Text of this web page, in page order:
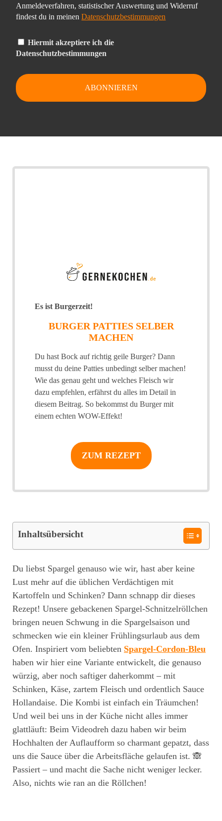
Anmeldeverfahren, statistischer Auswertung und Widerruf
findest du in meinenDatenschutzbestimmungen
Hiermit akzeptiere ich die
Datenschutzbestimmungen
Es ist Burgerzeit!
BURGER PATTIES SELBER
MACHEN
Du hast Bock auf richtig geile Burger? Dann
musst du deine Patties unbedingt selber machen!
Wie das genau geht und welches Fleisch wir
dazu empfehlen, erfährst du alles im Detail in
diesem Beitrag. So bekommst du Burger mit
einem echten WOW-Effekt!
ZUM REZEPT
Inhaltsübersicht
Du liebst Spargel genauso wie wir, hast aber keine
Lust mehr auf die üblichen Verdächtigen mit
Kartoffeln und Schinken? Dann schnapp dir dieses
Rezept! Unsere gebackenen Spargel-Schnitzelröllchen
bringen neuen Schwung in die Spargelsaison und
schmecken wie ein kleiner Frühlingsurlaub aus dem
Ofen. Inspiriert vom beliebten Spargel-Cordon-Bleu
haben wir hier eine Variante entwickelt, die genauso
würzig, aber noch saftiger daherkommt – mit
Schinken, Käse, zartem Fleisch und ordentlich Sauce
Hollandaise. Die Kombi ist einfach ein Träumchen!
Und weil bei uns in der Küche nicht alles immer
glattläuft: Beim Videodreh dazu haben wir beim
Hochhalten der Auflaufform so charmant gepatzt, dass
uns die Sauce über die Arbeitsfläche gelaufen ist. 🙈
Passiert – und macht die Sache nicht weniger lecker.
Also, nichts wie ran an die Röllchen!